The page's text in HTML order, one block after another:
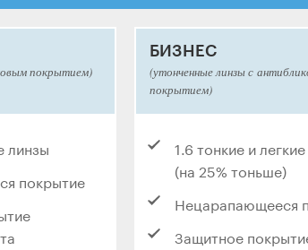
покрытием)
линзы
покрытие
БИЗНЕС
(утонченные линзы с
покрытием)
1.6 тонкие и
(на 25% тоньше)
Нецарапающееся
Защитное